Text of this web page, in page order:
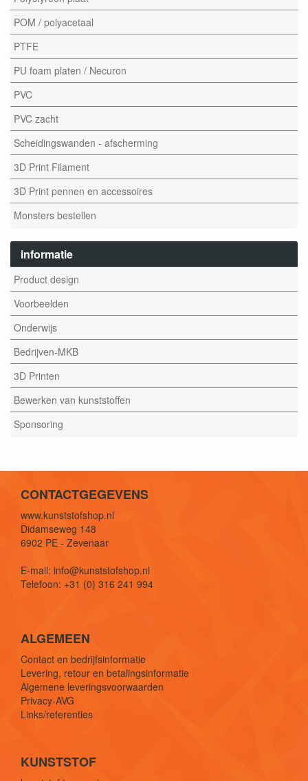
POM / polyacetaal
PTFE
PU foam platen / Necuron
PVC
PVC zacht
Scheidingswanden - afscherming
3D Print Filament
3D Print pennen en accessoires
Monsters bestellen
informatie
Product design
Voorbeelden
Onderwijs
Bedrijven-MKB
3D Printen
Bewerken van kunststoffen
Sponsoring
CONTACTGEGEVENS
www.kunststofshop.nl
Didamseweg 148
6902 PE - Zevenaar
E-mail: info@kunststofshop.nl
Telefoon: +31 (0) 316 241 994
ALGEMEEN
Contact en bedrijfsinformatie
Levering, retour en betalingsinformatie
Algemene leveringsvoorwaarden
Privacy-AVG
Links/referenties
KUNSTSTOF